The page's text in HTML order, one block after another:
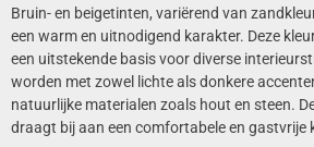
Bruin- en beigetinten, variërend van
een warm en uitnodigend karakter. Deze
een uitstekende basis voor diverse
worden met zowel lichte als donkere
natuurlijke materialen zoals hout en steen.
draagt bij aan een comfortabele en gastvrije